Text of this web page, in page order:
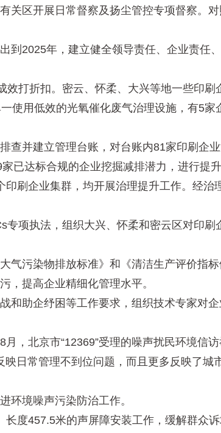
区开展日常督察及扬尘管控专项督察。
2025年，建立健全领导责任、企业责任
折扣。密云、怀柔、大兴等地一些印刷
使用低效的光氧催化废气治理设施，有5家
并建立管理台账，对台账内81家印刷企
已达标合规的企业挖掘减排潜力，进行提
企业集群，均开展治理提升工作。经治
执法，组织大兴、怀柔和密云区对印刷
污染物排放标准》和《清洁生产评价指
，提高企业精细化管理水平。
助企纾困等工作要求，组织技术专家对
北京市“12369”受理的噪声扰民环境信
日常管理不到位问题，而且更多反映了城
境噪声污染防治工作。
457.5米的声屏障安装工作，缓解群众诉